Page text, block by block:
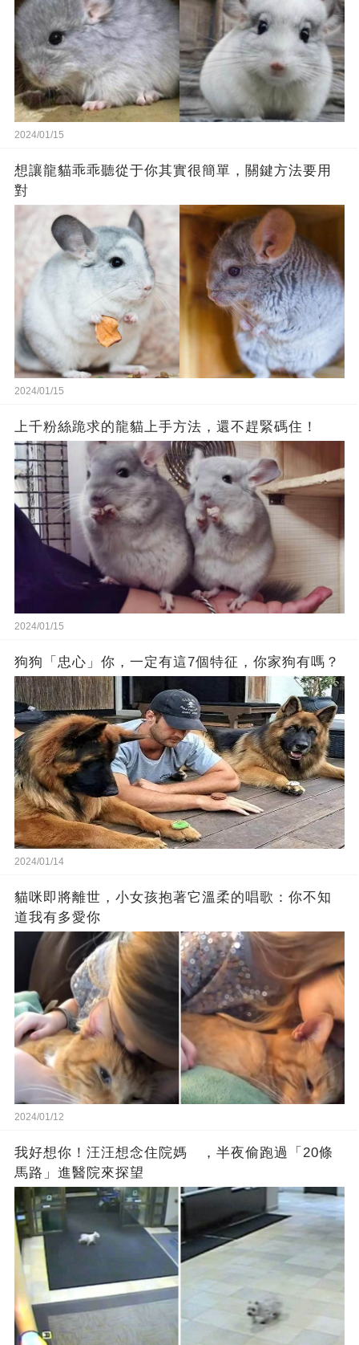
2024/01/15
想讓龍貓乖乖聽從于你其實很簡單，關鍵方法要用
對
2024/01/15
上千粉絲跪求的龍貓上手方法，還不趕緊碼住！
2024/01/15
狗狗「忠心」你，一定有這7個特征，你家狗有嗎？
2024/01/14
貓咪即將離世，小女孩抱著它溫柔的唱歌：你不知
道我有多愛你
2024/01/12
我好想你！汪汪想念住院媽 ，半夜偷跑過「20條
馬路」進醫院來探望